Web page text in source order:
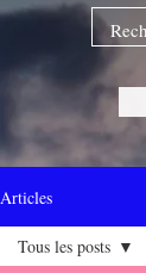
Articles
Tous les posts